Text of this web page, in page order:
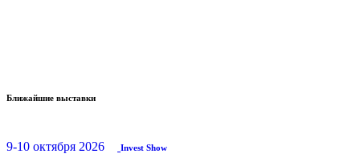
Ближайшие выставки
9-10 октября 2026 Invest Show